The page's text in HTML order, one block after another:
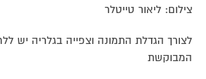
צילום: ליאור טייטלר
לצורך הגדלת התמונה וצפייה בגלריה יש
המבוקשת